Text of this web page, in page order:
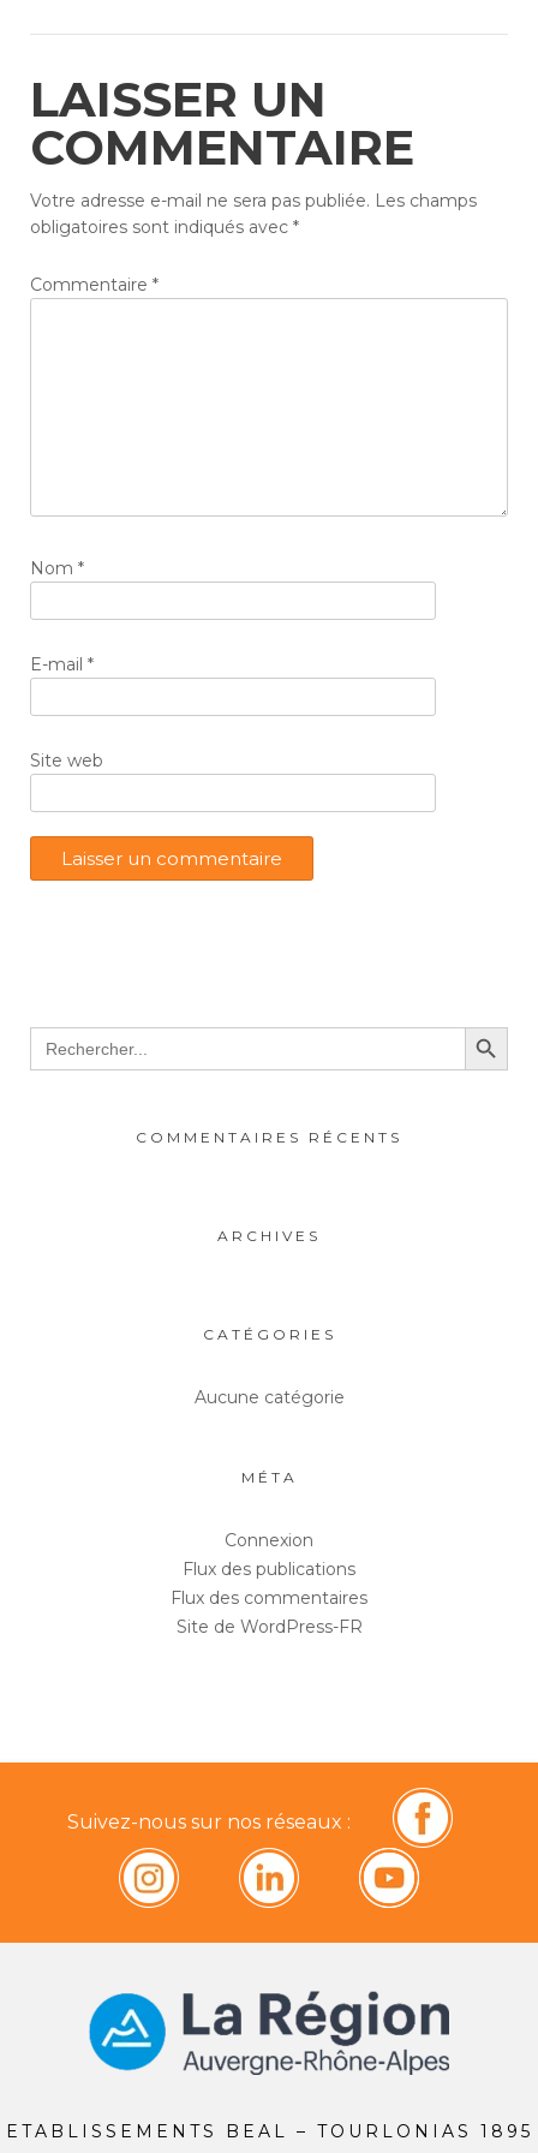
LAISSER UN
COMMENTAIRE
Votre adresse e-mail ne sera pas publiée. Les champs
obligatoires sont indiqués avec *
Commentaire *
Nom *
E-mail *
Site web
Search
for:
Search Button
COMMENTAIRES RÉCENTS
ARCHIVES
CATÉGORIES
Aucune catégorie
MÉTA
Connexion
Flux des publications
Flux des commentaires
Site de WordPress-FR
Suivez-nous sur nos réseaux :
ETABLISSEMENTS BEAL – TOURLONIAS 1895